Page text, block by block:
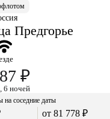
Предгорье
₽
6 ночей
соседние даты
от 81 778 ₽